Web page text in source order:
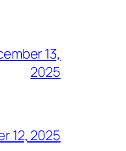
13,
2025
12, 2025